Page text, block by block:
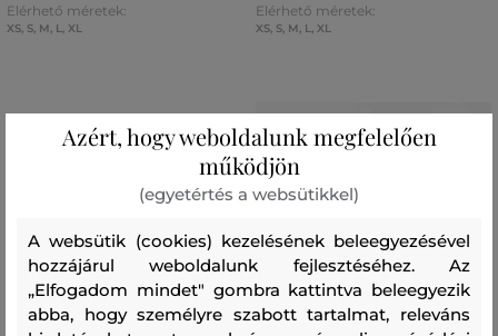
Elérhető méretek:
XS, S, M, L, XL
Elérhető méretek:
XS, S, M, L, XL
Azért, hogy weboldalunk megfelelően
működjön
(egyetértés a websütikkel)
A websütik (cookies) kezelésének beleegyezésével
hozzájárul weboldalunk fejlesztéséhez. Az
„Elfogadom mindet" gombra kattintva beleegyezik
abba, hogy személyre szabott tartalmat, releváns